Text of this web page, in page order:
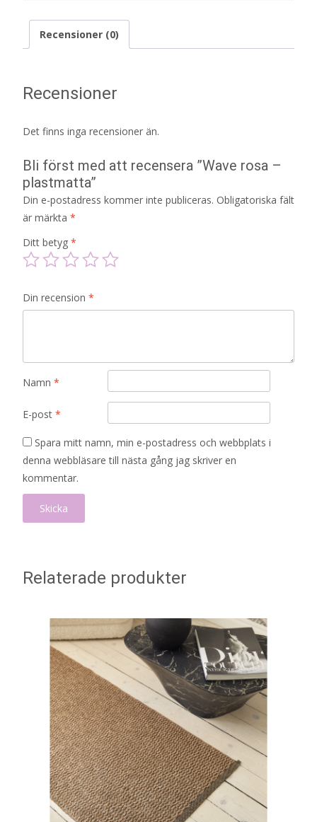
Recensioner (0)
Recensioner
Det finns inga recensioner än.
Bli först med att recensera ”Wave rosa –
plastmatta”
Din e-postadress kommer inte publiceras. Obligatoriska fält
är märkta *
Ditt betyg *
Din recension *
Namn *
E-post *
Spara mitt namn, min e-postadress och webbplats i
denna webbläsare till nästa gång jag skriver en
kommentar.
Relaterade produkter